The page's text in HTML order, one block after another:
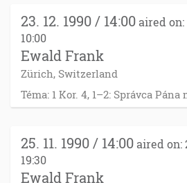
23. 12. 1990 / 14:00 aired on:
10:00
Ewald Frank
Zürich, Switzerland
Téma: 1 Kor. 4, 1–2: Správca
25. 11. 1990 / 14:00 aired on:
19:30
Ewald Frank